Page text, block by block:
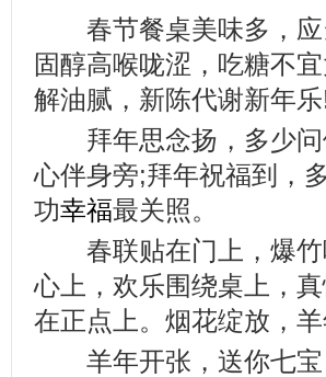
春节餐桌美味多，应
固醇高喉咙涩，吃糖不
解油腻，新陈代谢新年乐
拜年思念扬，多少问
心伴身旁;拜年祝福到，
功幸福最关照。
春联贴在门上，爆竹
心上，欢乐围绕桌上，
在正点上。烟花绽放，羊
羊年开张，送你七宝